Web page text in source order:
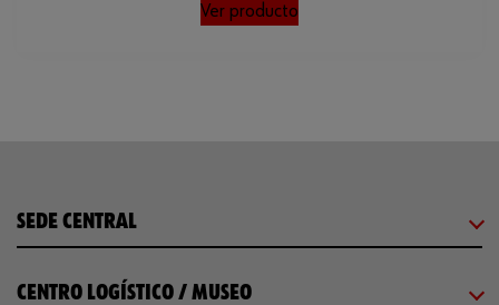
Ver producto
SEDE CENTRAL
CENTRO LOGÍSTICO / MUSEO